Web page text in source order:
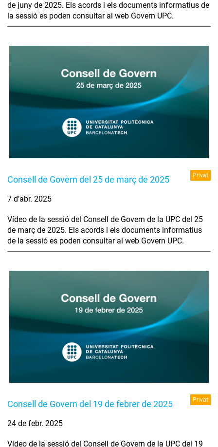
de juny de 2025. Els acords i els documents informatius de
la sessió es poden consultar al web Govern UPC.
Consell de Govern del 25 de març de 2025 Privat
7 d’abr. 2025
Vídeo de la sessió del Consell de Govern de la UPC del 25
de març de 2025. Els acords i els documents informatius
de la sessió es poden consultar al web Govern UPC.
Consell de Govern del 19 de febrer de 2025 Privat
24 de febr. 2025
Vídeo de la sessió del Consell de Govern de la UPC del 19